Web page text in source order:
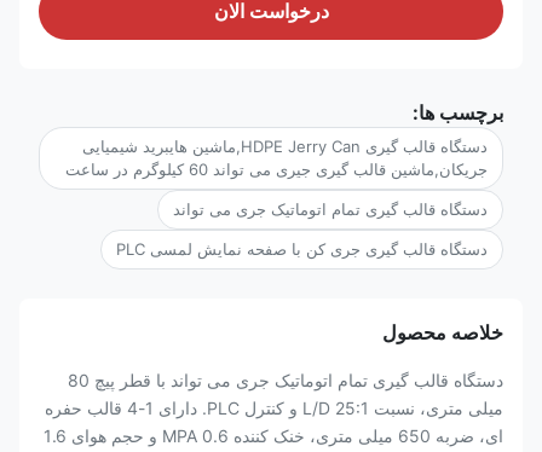
درخواست الان
برچسب ها:
دستگاه قالب گیری HDPE Jerry Can,ماشین هایبرید شیمیایی
جریکان,ماشین قالب گیری جیری می تواند 60 کیلوگرم در ساعت
دستگاه قالب گیری تمام اتوماتیک جری می تواند
دستگاه قالب گیری جری کن با صفحه نمایش لمسی PLC
خلاصه محصول
دستگاه قالب گیری تمام اتوماتیک جری می تواند با قطر پیچ 80
میلی متری، نسبت L/D 25:1 و کنترل PLC. دارای 1-4 قالب حفره
ای، ضربه 650 میلی متری، خنک کننده 0.6 MPA و حجم هوای 1.6